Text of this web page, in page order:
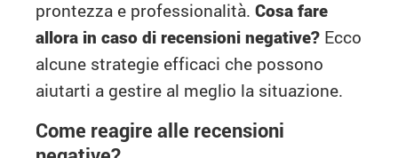
prontezza e professionalità. Cosa fare
allora in caso di recensioni negative? Ecco
alcune strategie efficaci che possono
aiutarti a gestire al meglio la situazione.
Come reagire alle recensioni